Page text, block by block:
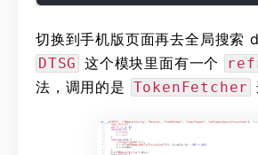
切换到手机版页面再去全局搜索
DTSG 这个模块里面有一个
法，调用的是 TokenFetcher